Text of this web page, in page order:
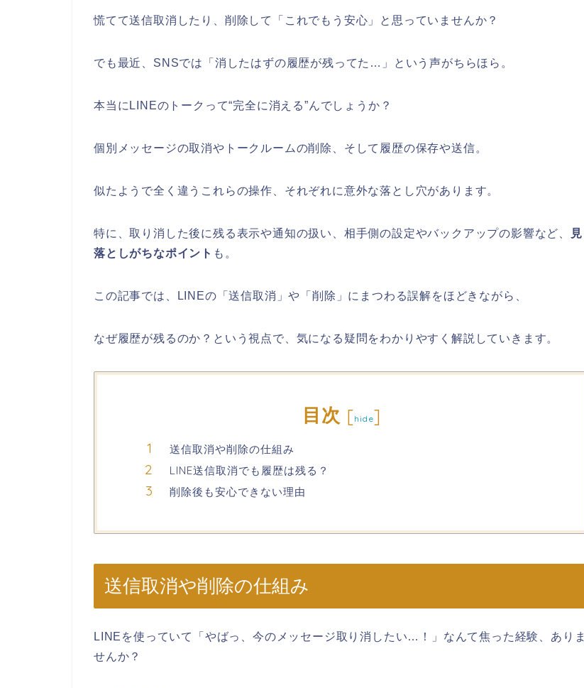
慌てて送信取消したり、削除して「これでもう安心」と思っていませんか？
でも最近、SNSでは「消したはずの履歴が残ってた…」という声がちらほら。
本当にLINEのトークって“完全に消える”んでしょうか？
個別メッセージの取消やトークルームの削除、そして履歴の保存や送信。
似たようで全く違うこれらの操作、それぞれに意外な落とし穴があります。
特に、取り消した後に残る表示や通知の扱い、相手側の設定やバックアップの影響など、
見
落としがちなポイント も。
この記事では、LINEの「送信取消」や「削除」にまつわる誤解をほどきながら、
なぜ履歴が残るのか？という視点で、気になる疑問をわかりやすく解説していきます。
目次 [hide]
送信取消や削除の仕組み
LINE送信取消でも履歴は残る？
削除後も安心できない理由
送信取消や削除の仕組み
LINEを使っていて「やばっ、今のメッセージ取り消したい…！」なんて焦った経験、ありま
せんか？